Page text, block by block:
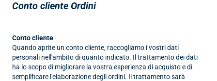
Conto cliente Ordini
Conto cliente
Quando aprite un conto cliente, raccogliamo i vostri dati
personali nell'ambito di quanto indicato. Il trattamento dei dati
ha lo scopo di migliorare la vostra esperienza di acquisto e di
semplificare l'elaborazione degli ordini. Il trattamento sarà